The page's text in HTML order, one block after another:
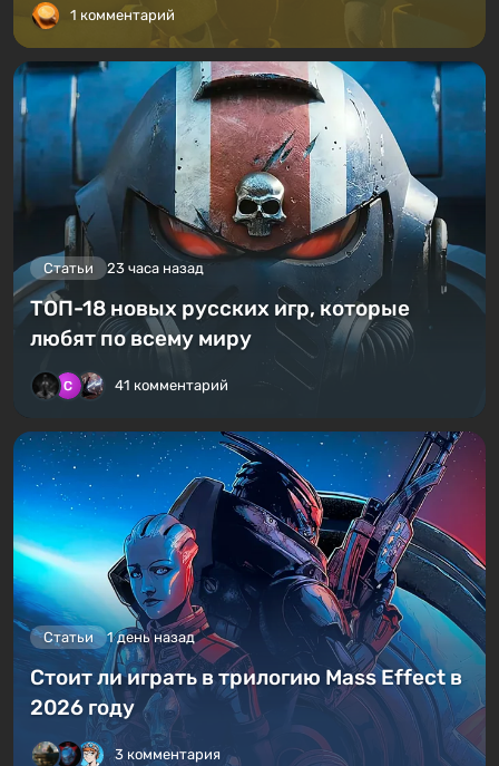
1 комментарий
Статьи 23 часа назад
ТОП-18 новых русских игр, которые
любят по всему миру
41 комментарий
Статьи 1 день назад
Стоит ли играть в трилогию Mass Effect в
2026 году
3 комментария